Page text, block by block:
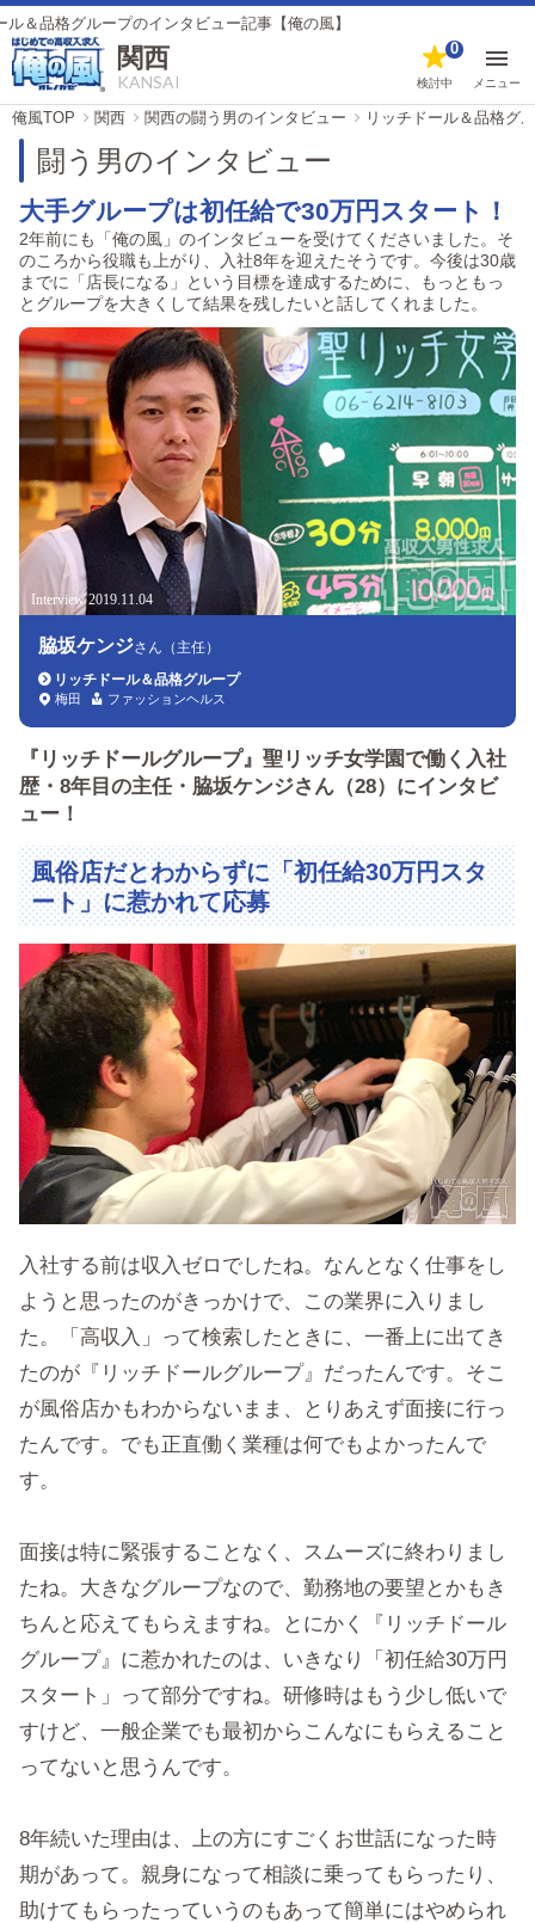
プのインタビュー記事【俺の風】
関西
KANSAI 検討中
0
メニュー
俺風TOP 関西 関西の闘う男のインタビュー リッチドール＆品格グ
闘う男のインタビュー
大手グループは初任給で30万円スタート！
2年前にも「俺の風」のインタビューを受けてくださいました。そ
のころから役職も上がり、入社8年を迎えたそうです。今後は30歳
までに「店長になる」という目標を達成するために、もっともっ
とグループを大きくして結果を残したいと話してくれました。
脇坂ケンジさん（主任）
リッチドール＆品格グループ
梅田 ファッションヘルス
Interview 2019.11.04
『リッチドールグループ』聖リッチ女学園で働く入社
歴・8年目の主任・脇坂ケンジさん（28）にインタビ
ュー！
風俗店だとわからずに「初任給30万円スタ
ート」に惹かれて応募
入社する前は収入ゼロでしたね。なんとなく仕事をし
ようと思ったのがきっかけで、この業界に入りまし
た。「高収入」って検索したときに、一番上に出てき
たのが『リッチドールグループ』だったんです。そこ
が風俗店かもわからないまま、とりあえず面接に行っ
たんです。でも正直働く業種は何でもよかったんで
す。
面接は特に緊張することなく、スムーズに終わりまし
たね。大きなグループなので、勤務地の要望とかもき
ちんと応えてもらえますね。とにかく『リッチドール
グループ』に惹かれたのは、いきなり「初任給30万円
スタート」って部分ですね。研修時はもう少し低いで
すけど、一般企業でも最初からこんなにもらえること
ってないと思うんです。
8年続いた理由は、上の方にすごくお世話になった時
期があって。親身になって相談に乗ってもらったり、
助けてもらったっていうのもあって簡単にはやめられ